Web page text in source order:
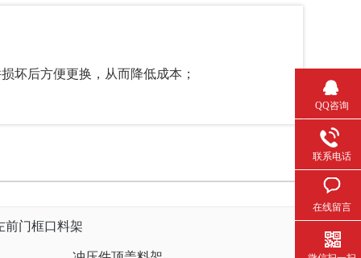
后方便更换，从而降低成本；
QQ咨询
联系电话
在线留言